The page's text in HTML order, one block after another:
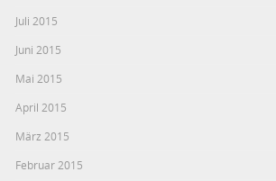
Juli 2015
Juni 2015
Mai 2015
April 2015
März 2015
Februar 2015